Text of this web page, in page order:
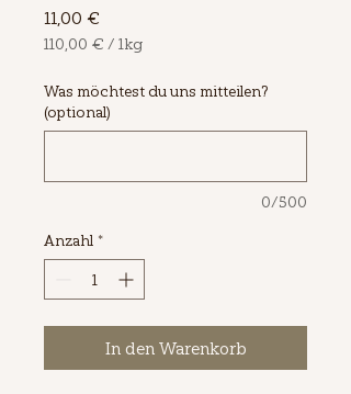
11,00 €
110,00 € / 1kg
pro
1
Kilogramm
Was möchtest du uns mitteilen?
(optional)
0/500
Anzahl *
In den Warenkorb